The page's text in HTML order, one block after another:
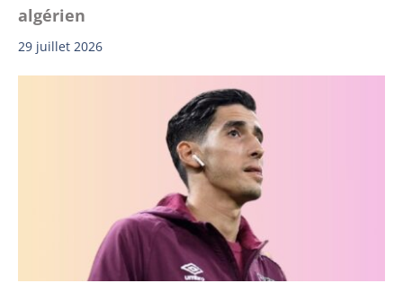
algérien
29 juillet 2026